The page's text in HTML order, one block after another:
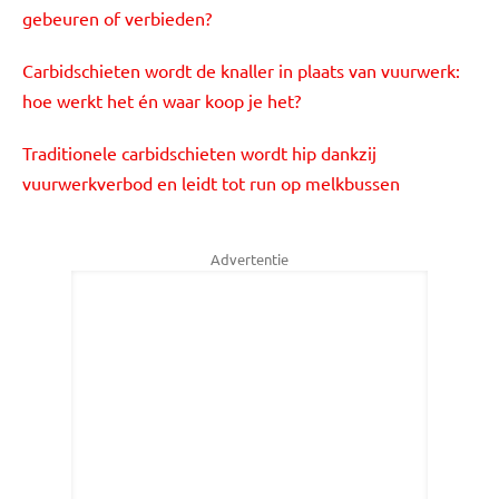
gebeuren of verbieden?
Carbidschieten wordt de knaller in plaats van vuurwerk:
hoe werkt het én waar koop je het?
Traditionele carbidschieten wordt hip dankzij
vuurwerkverbod en leidt tot run op melkbussen
Advertentie